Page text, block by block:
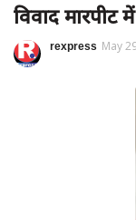
Gallery
Terms &
विवाद मारपीट
rexpress May